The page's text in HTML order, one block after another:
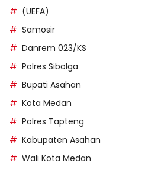
(UEFA)
Samosir
Danrem 023/KS
Polres Sibolga
Bupati Asahan
Kota Medan
Polres Tapteng
Kabupaten Asahan
Wali Kota Medan